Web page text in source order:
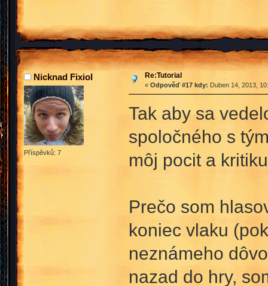
Nicknad Fixiol
Příspěvků: 7
Re:Tutorial
« Odpověď #17 kdy: Duben 14, 2013,
Tak aby sa
spoločného s
môj pocit a
Prečo som
koniec vlaku
neznámeho
nazad do hry,